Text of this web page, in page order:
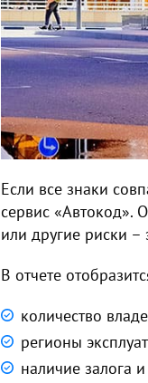
Если все знаки
сервис «Автокод».
или другие риски
В отчете
количество
регионы
наличие залога